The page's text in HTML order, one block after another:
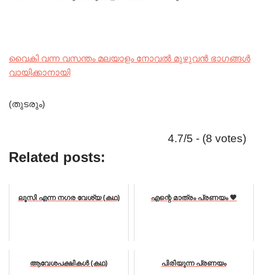
വൈകി വന്ന വസന്തം മലയാളം നോവൽ മുഴുവൻ ഭാഗങ്ങൾ
വായിക്കാനായി
(തുടരും)
4.7/5 - (8 votes)
Related posts:
ലൂസി എന്ന നഗര വേശ്യ (കഥ) എന്റെ മാത്രം പ്രണയം 🖤
ആവേശപക്ഷികൾ (കഥ) പിരിയുന്ന പ്രണയം